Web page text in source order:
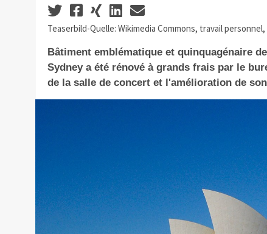
Teaserbild-Quelle: Wikimedia Commons, travail personnel,
Bâtiment emblématique et quinquagénaire
Sydney a été rénové à grands frais par le
de la salle de concert et l'amélioration de